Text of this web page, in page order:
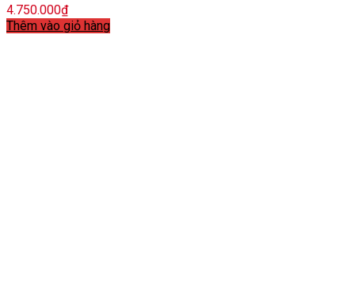
4.750.000₫
Thêm vào giỏ hàng